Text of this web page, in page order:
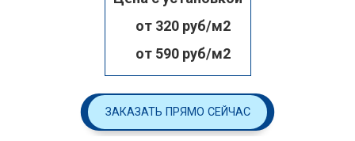
от 320 руб/м2
от 590 руб/м2
ЗАКАЗАТЬ ПРЯМО СЕЙЧАС